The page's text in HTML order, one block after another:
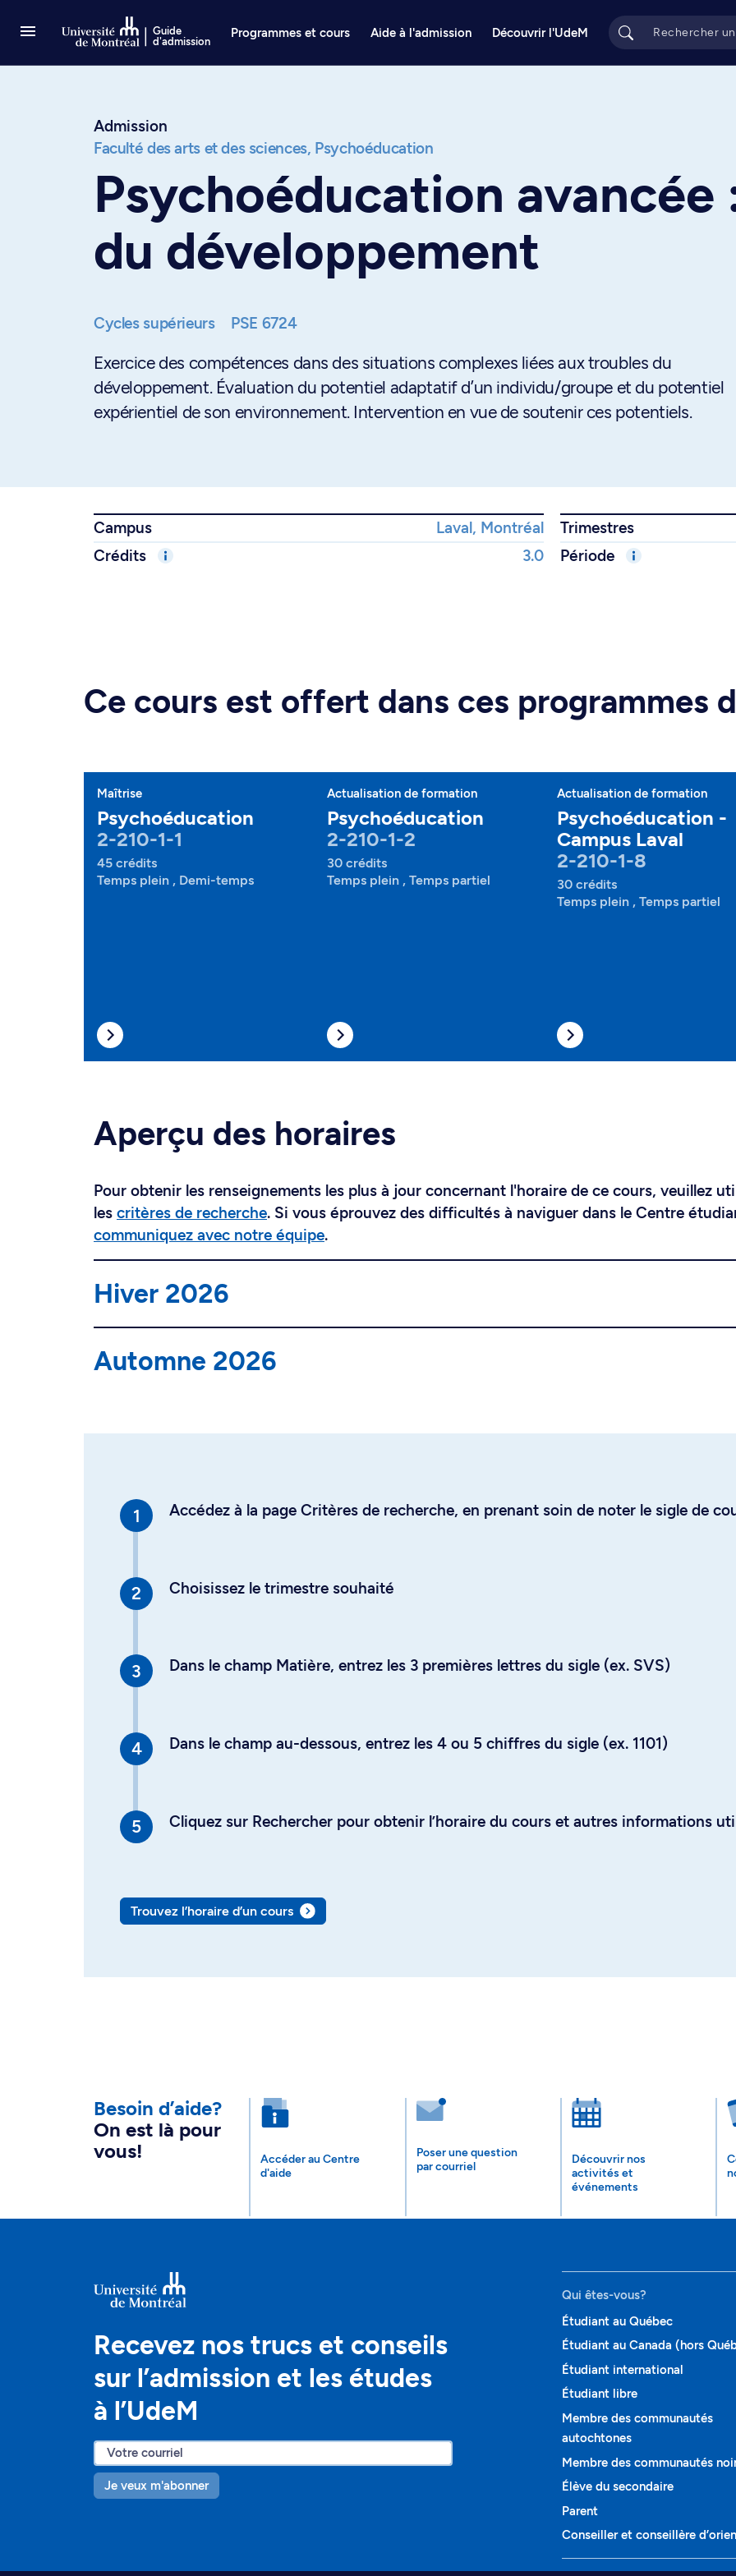
Guide
d'admission
Programmes et cours Aide à l'admission Découvrir l'UdeM
Admission
Faculté des arts et des sciences, Psychoéducation
Psychoéducation avancée
du développement
Cycles supérieurs PSE 6724
Exercice des compétences dans des situations complexes liées aux troubles du
développement. Évaluation du potentiel adaptatif d’un individu/groupe et du potentiel
expérientiel de son environnement. Intervention en vue de soutenir ces potentiels.
Campus Laval, Montréal Trimestres
Crédits
3.0 Période
Ce cours est offert dans ces programmes
Maîtrise
Psychoéducation
2-210-1-1
45 crédits
Temps plein , Demi-temps
Actualisation de formation
Psychoéducation
2-210-1-2
30 crédits
Temps plein , Temps partiel
Actualisation de formation
Psychoéducation -
Campus Laval
2-210-1-8
30 crédits
Temps plein , Temps partiel
Aperçu des horaires
Pour obtenir les renseignements les plus à jour concernant l'horaire de ce cours, veuillez
les critères de recherche. Si vous éprouvez des difficultés à naviguer dans le Centre
communiquez avec notre équipe.
Hiver 2026
Automne 2026
Accédez à la page Critères de recherche, en prenant soin de noter le sigle de
Choisissez le trimestre souhaité
Dans le champ Matière, entrez les 3 premières lettres du sigle (ex. SVS)
Dans le champ au-dessous, entrez les 4 ou 5 chiffres du sigle (ex. 1101)
Cliquez sur Rechercher pour obtenir l’horaire du cours et autres informations
Trouvez l’horaire d’un cours
Besoin d’aide?
On est là pour
vous!
Accéder au Centre
d'aide
Poser une question
par courriel
Découvrir nos
activités et
événements
Recevez nos trucs et conseils
sur l’admission et les études
à l’UdeM
Je veux m'abonner
Qui êtes-vous?
Étudiant au Québec
Étudiant au Canada (hors
Étudiant international
Étudiant libre
Membre des communautés
autochtones
Membre des communautés
Élève du secondaire
Parent
Conseiller et conseillère